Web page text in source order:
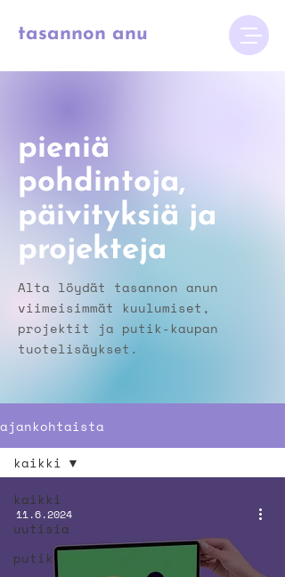
tasannon anu
pieniä
pohdintoja,
päivityksiä ja
projekteja
Alta löydät tasannon anun
viimeisimmät kuulumiset,
projektit ja putik-kaupan
tuotelisäykset.
ajankohtaista
kaikki
uutisia
putik
kaikki
11.6.2024